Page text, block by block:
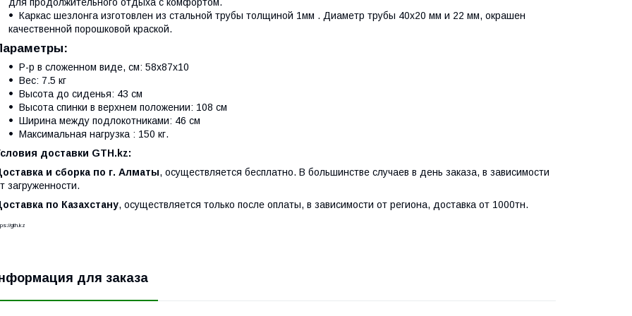
для продолжительного отдыха с комфортом.
Каркас шезлонга изготовлен из стальной трубы толщиной 1мм . Диаметр трубы 40х20 мм и 22 мм, окрашен
качественной порошковой краской.
Р-р в сложенном виде, см: 58х87х10
Вес: 7.5 кг
Высота до сиденья: 43 см
Высота спинки в верхнем положении: 108 см
Ширина между подлокотниками: 46 см
Максимальная нагрузка : 150 кг.
доставки GTH.kz:
и сборка по г. Алматы, осуществляется бесплатно. В большинстве случаев в день заказа, в зависимости
загруженности.
по Казахстану, осуществляется только после оплаты, в зависимости от региона, доставка от 1000тн.
gth.kz
для заказа